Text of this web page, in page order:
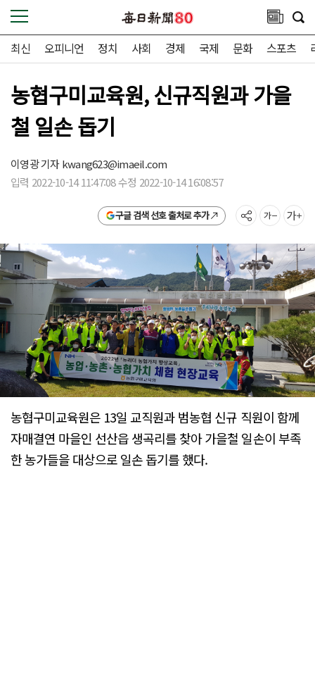
최신 오피니언 정치 사회 경제 국제 문화 스포츠
농협구미교육원, 신규직원과 가을
철 일손 돕기
이영광 기자kwang623@imaeil.com
입력 2022-10-14 11:47:08 수정 2022-10-14 16:08:57
구글 검색 선호 출처로 추가
농협구미교육원은 13일 교직원과 범농협 신규 직원이 함께
자매결연 마을인 선산읍 생곡리를 찾아 가을철 일손이 부족
한 농가들을 대상으로 일손 돕기를 했다.